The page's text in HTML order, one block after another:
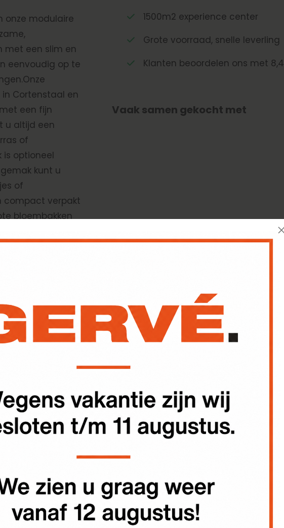
onze modulaire
met een slim en
eenvoudig op te
Cortenstaal en
een fijn
u altijd een
of
is optioneel
kunt u
of
compact verpakt
bloembakken
Eenmaal
zelf op
dan een van
een
producten bij de
kunt u
1500m2 experience center
Grote voorraad, snelle leverling
Klanten beoordelen ons met 8,4
Vaak samen gekocht met